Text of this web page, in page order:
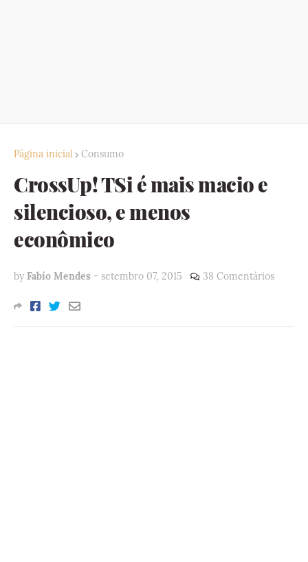
Página inicial Consumo
CrossUp! TSi é mais macio e
silencioso, e menos
econômico
by Fabio Mendes - setembro 07, 2015 38 Comentários